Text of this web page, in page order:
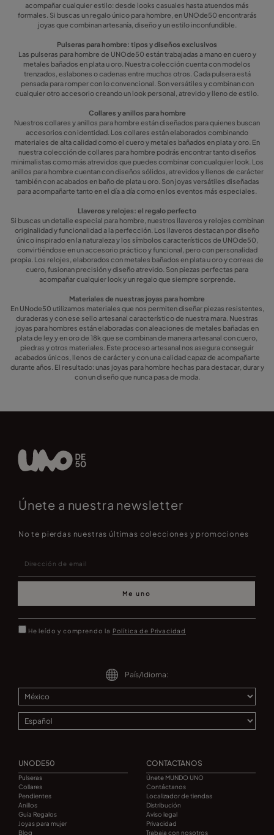
acompañar cualquier estilo: desde looks casuales hasta atuendos más
formales. Si buscas un regalo único para hombre, en UNOde50 encontrarás
joyas que combinan artesanía, diseño y un estilo inconfundible.
Pulseras para hombre: tipos y diseños exclusivos
Las pulseras para hombre de UNOde50 están trabajadas a mano en cuero y
metales bañados en plata u oro. Nuestra colección cuenta con modelos
trenzados, eslabones o cadenas entre muchos otros. Cada pulsera está
pensada para romper con lo convencional. Son versátiles y combinan con
cualquier otro accesorio creando un look personal, atrevido y lleno de estilo.
Collares y anillos para hombre
Nuestros collares y anillos para hombre están diseñados para quienes buscan
accesorios con identidad. Los collares están elaborados combinando
materiales de alta calidad como el cuero y metales bañados en plata y oro. En
nuestra colección de collares para hombre podrás encontrar tanto diseños
minimalistas como más atrevidos que puedes combinar con cualquier look. Los
anillos para hombre cuentan con diseños sólidos, atrevidos y llenos de carácter
también con acabados en baño de plata u oro. Son joyas versátiles diseñadas
para acompañarte tanto en el día a día como en los eventos más especiales.
Llaveros y relojes: el regalo perfecto
Si buscas un detalle especial para hombre, nuestros llaveros y relojes combinan
originalidad y funcionalidad a la perfección. Los llaveros destacan por diseño
único inspirado en la naturaleza y los símbolos característicos de UNOde50,
convirtiéndose en un accesorio práctico y funcional, pero con personalidad
propia. Los relojes, elaborados con metales bañados en plata u oro y correas de
cuero, fusionan precisión y diseño atrevido. Son piezas perfectas para
acompañar cualquier look y un regalo que siempre sorprende.
Materiales de nuestras joyas para hombre
En UNode50 utilizamos materiales que nos permiten diseñar piezas resistentes,
duraderas y con ese sello artesanal característico de nuestra mara. Nuestras
joyas para hombres están elaboradas con aleaciones de metales bañadas en
plata de ley y en oro de 18k que se combinan de manera artesanal con cuero,
piedras y otros materiales. Este proceso artesanal nos asegura conseguir
acabados únicos, llenos de carácter y con una calidad capaz de acompañarte
durante años. El resultado: unas joyas para hombre hechas para destacar, durar y
con un diseño que nunca pasa de moda.
Únete a nuestra newsletter
No te pierdas nuestras últimas colecciones y promociones
Me uno
He leído y comprendo la Política de Privacidad
País/Idioma:
UNODE50
Pulseras
Collares
Pendientes
Anillos
Guía Regalos
Joyas para mujer
Blog
CONTACTANOS
Únete MUNDO UNO
Contáctanos
Localizador de tiendas
Distribución
Aviso legal
Privacidad
Trabaja con nosotros